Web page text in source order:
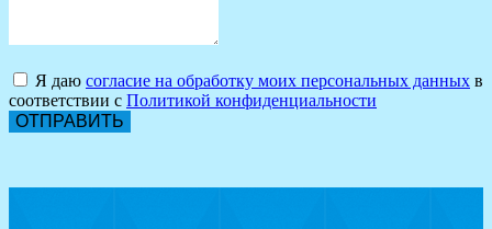
Я даю согласие на обработку моих персональных данных в
соответствии с Политикой конфиденциальности
ОТПРАВИТЬ